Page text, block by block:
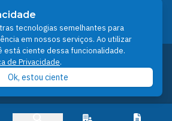
by Storyset
Núcleo Técnico de Gestão de
- NTI
© 2026
tecnologias semelhantes para
em nossos serviços. Ao utilizar
está ciente dessa funcionalidade.
de Privacidade.
Ok, estou ciente